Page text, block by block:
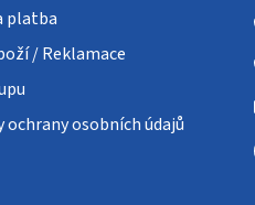
platba
/ Reklamace
ochrany osobních údajů